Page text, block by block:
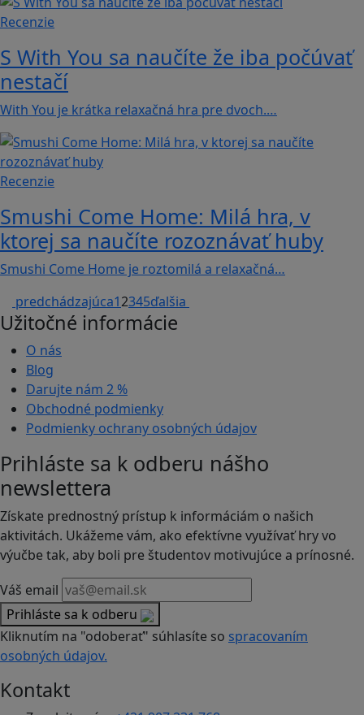
Recenzie
S With You sa naučíte že iba počúvať
nestačí
With You je krátka relaxačná hra pre dvoch.…
Recenzie
Smushi Come Home: Milá hra, v
ktorej sa naučíte rozoznávať huby
Smushi Come Home je roztomilá a relaxačná…
predchádzajúca12345ďalšia
Užitočné informácie
O nás
Blog
Darujte nám 2 %
Obchodné podmienky
Podmienky ochrany osobných údajov
Prihláste sa k odberu nášho
newslettera
Získate prednostný prístup k informáciám o našich
aktivitách. Ukážeme vám, ako efektívne využívať hry vo
výučbe tak, aby boli pre študentov motivujúce a prínosné.
Váš email
Prihláste sa k odberu
Kliknutím na "odoberať" súhlasíte so spracovaním
osobných údajov.
Kontakt